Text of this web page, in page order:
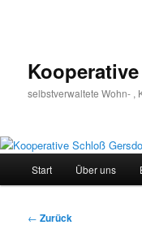
selbstverwaltete Wohn- ,
Start Über uns
Beitragsnavigation
← Zurück